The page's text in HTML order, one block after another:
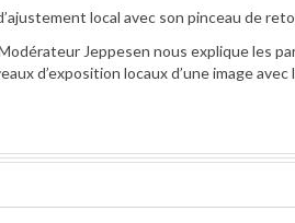
local avec son pinceau de
Jeppesen nous explique les
d’exposition locaux d’une image